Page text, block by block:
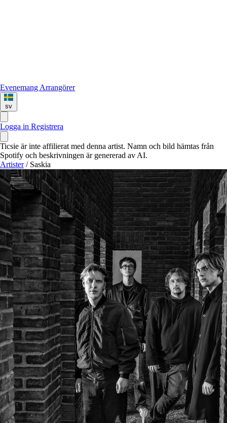
Evenemang Arrangörer
sv
Logga in Registrera
Ticsie är inte affilierat med denna artist. Namn och bild hämtas från
Spotify och beskrivningen är genererad av AI.
Artister / Saskia